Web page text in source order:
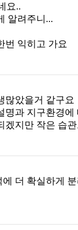
요..
알려주니...
번 익히고 가요
많았을거 같구요
명과 지구환경
겠지만 작은 습
더 확실하게